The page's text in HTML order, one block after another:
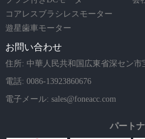
コアレスブラシレスモーター
遊星歯車モーター
お問い合わせ
住所: 中華人民共和国広東省深セン
電話: 0086-13923860676
電子メール: sales@foneacc.com
パート